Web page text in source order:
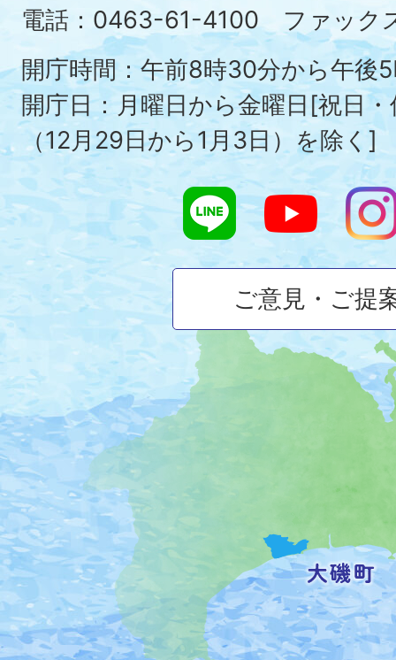
磯
町
の
位
置
を
記
し
た
地
電話：0463-61-4100 ファック
開庁時間：午前8時30分から午後
開庁日：月曜日から金曜日[祝日
（12月29日から1月3日）を除く]
ご意見・ご提